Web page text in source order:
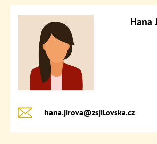
Hana
hana.jirova@​zsjilovska.cz